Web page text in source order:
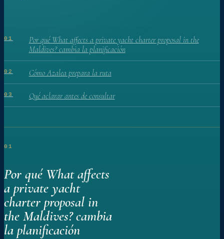
01
Por qué What affects a private yacht charter proposal in the
Maldives? cambia la planificación
02 Cómo Azalea prepara la ruta
03 Qué aclarar antes de consultar
01
Por qué What affects
a private yacht
charter proposal in
the Maldives? cambia
la planificación